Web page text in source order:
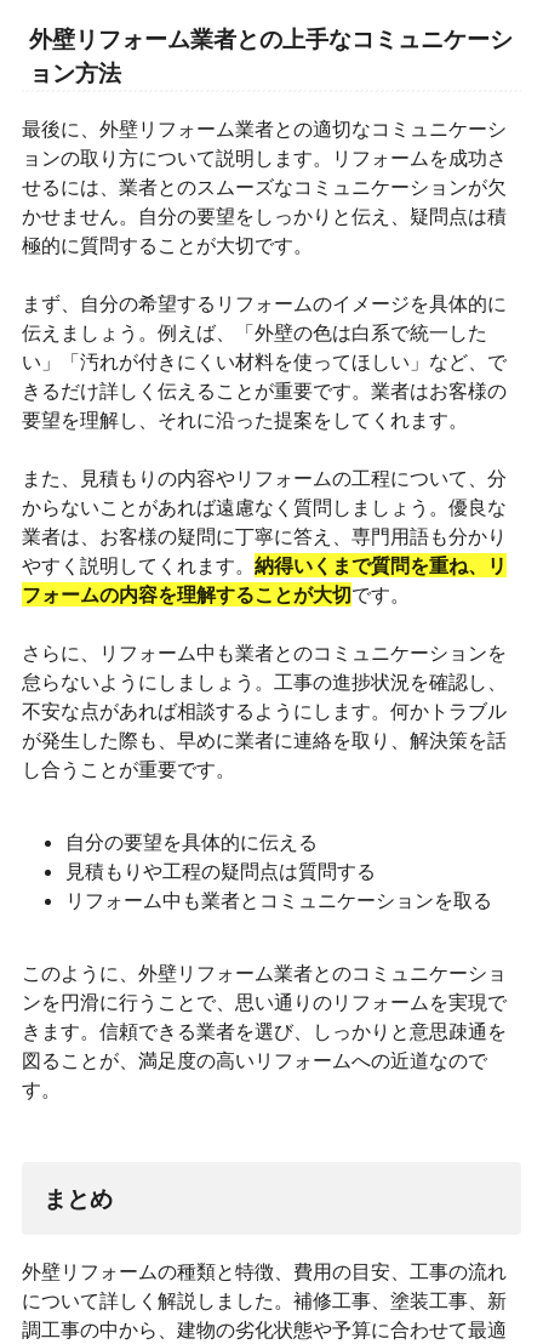
外壁リフォーム業者との上手なコミュニケーシ
ョン方法
最後に、外壁リフォーム業者との適切なコミュニケーシ
ョンの取り方について説明します。リフォームを成功さ
せるには、業者とのスムーズなコミュニケーションが欠
かせません。自分の要望をしっかりと伝え、疑問点は積
極的に質問することが大切です。
まず、自分の希望するリフォームのイメージを具体的に
伝えましょう。例えば、「外壁の色は白系で統一した
い」「汚れが付きにくい材料を使ってほしい」など、で
きるだけ詳しく伝えることが重要です。業者はお客様の
要望を理解し、それに沿った提案をしてくれます。
また、見積もりの内容やリフォームの工程について、分
からないことがあれば遠慮なく質問しましょう。優良な
業者は、お客様の疑問に丁寧に答え、専門用語も分かり
やすく説明してくれます。 納得いくまで質問を重ね、リ
フォームの内容を理解することが大切です。
さらに、リフォーム中も業者とのコミュニケーションを
怠らないようにしましょう。工事の進捗状況を確認し、
不安な点があれば相談するようにします。何かトラブル
が発生した際も、早めに業者に連絡を取り、解決策を話
し合うことが重要です。
自分の要望を具体的に伝える
見積もりや工程の疑問点は質問する
リフォーム中も業者とコミュニケーションを取る
このように、外壁リフォーム業者とのコミュニケーショ
ンを円滑に行うことで、思い通りのリフォームを実現で
きます。信頼できる業者を選び、しっかりと意思疎通を
図ることが、満足度の高いリフォームへの近道なので
す。
まとめ
外壁リフォームの種類と特徴、費用の目安、工事の流れ
について詳しく解説しました。補修工事、塗装工事、新
調工事の中から、建物の劣化状態や予算に合わせて最適